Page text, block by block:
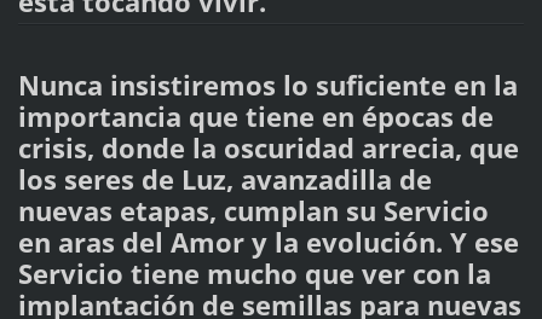
Nunca insistiremos lo suficiente en la
importancia que tiene en épocas de
crisis, donde la oscuridad arrecia, que
los seres de Luz, avanzadilla de
nuevas etapas, cumplan su Servicio
en aras del Amor y la evolución. Y ese
Servicio tiene mucho que ver con la
implantación de semillas para nuevas